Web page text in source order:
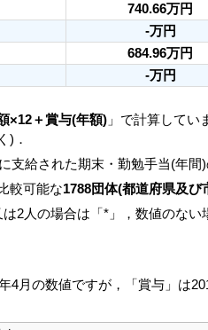
740.66万円
-万円
684.96万円
-万円
×12＋賞与(年額) 」で計算して
)．
に支給された期末・勤勉手当(年間)
較可能な1788団体(都道府県及び
2人の場合は「*」，数値のない
4月の数値ですが，「賞与」は